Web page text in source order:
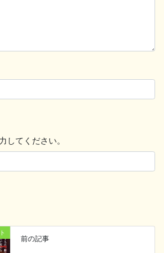
してください。
前の記事